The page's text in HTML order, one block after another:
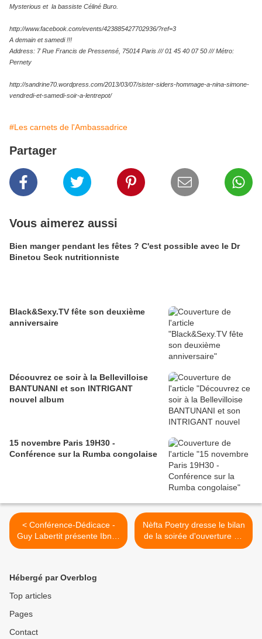
Mysterious et la bassiste Céliné Buro.
http://www.facebook.com/events/423885427702936/?ref=3
A demain et samedi !!!
Address: 7 Rue Francis de Pressensé, 75014 Paris /// 01 45 40 07 50 /// Métro:
Pernety
http://sandrine70.wordpress.com/2013/03/07/sister-siders-hommage-a-nina-simone-
vendredi-et-samedi-soir-a-lentrepot/
#Les carnets de l'Ambassadrice
Partager
Vous aimerez aussi
Bien manger pendant les fêtes ? C'est possible avec le Dr
Binetou Seck nutritionniste
Black&Sexy.TV fête son deuxième
anniversaire
Découvrez ce soir à la Bellevilloise
BANTUNANI et son INTRIGANT
nouvel album
15 novembre Paris 19H30 -
Conférence sur la Rumba congolaise
< Conférence-Dédicace -
Guy Labertit présente Ibni à
Strasbourg samedi 9 mars
Nèfta Poetry dresse le bilan
de la soirée d'ouverture du
festival de poésie Cri de
Hébergé par Overblog
Top articles
Pages
Contact